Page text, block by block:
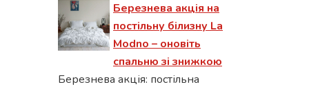
Березнева акція на
постільну білизну La
Modno – оновіть
спальню зі знижкою
Березнева акція: постільна